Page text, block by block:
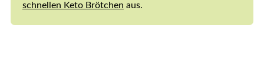
schnellen Keto Brötchen aus.